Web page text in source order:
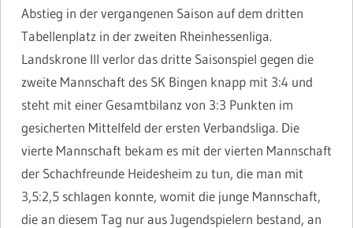
Abstieg in der vergangenen Saison auf dem dritten
Tabellenplatz in der zweiten Rheinhessenliga.
Landskrone III verlor das dritte Saisonspiel gegen die
zweite Mannschaft des SK Bingen knapp mit 3:4 und
steht mit einer Gesamtbilanz von 3:3 Punkten im
gesicherten Mittelfeld der ersten Verbandsliga. Die
vierte Mannschaft bekam es mit der vierten Mannschaft
der Schachfreunde Heidesheim zu tun, die man mit
3,5:2,5 schlagen konnte, womit die junge Mannschaft,
die an diesem Tag nur aus Jugendspielern bestand, an